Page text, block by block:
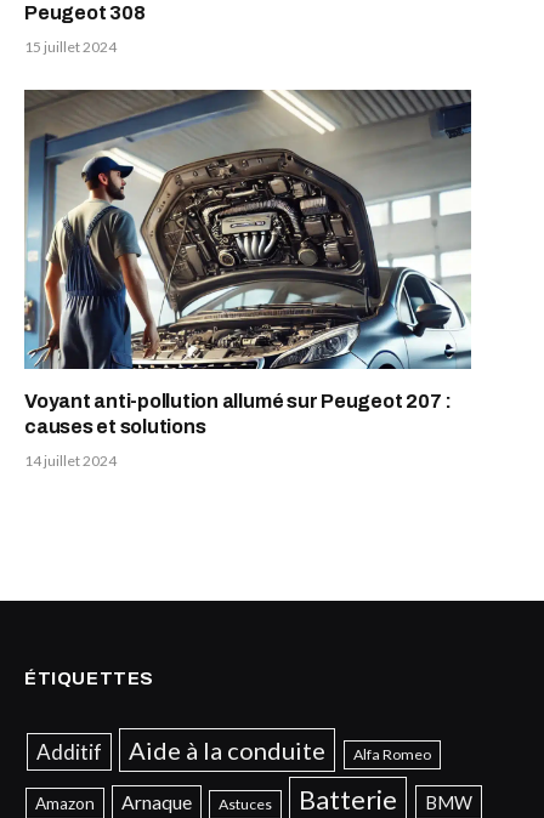
Peugeot 308
15 juillet 2024
Voyant anti-pollution allumé sur Peugeot 207 :
causes et solutions
14 juillet 2024
ÉTIQUETTES
Additif Aide à la conduite Alfa Romeo
Amazon Arnaque Astuces Batterie BMW